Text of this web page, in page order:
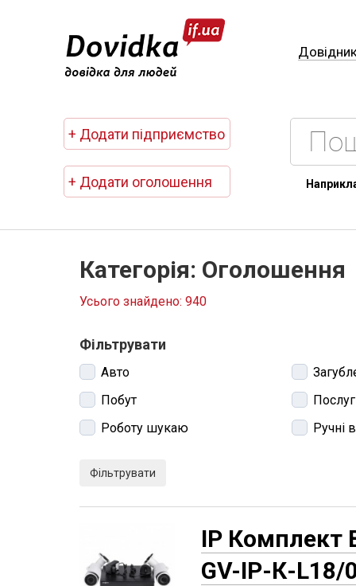
+ Додати підприємство
+ Додати оголошення
Категорія: Оголошення
Усього знайдено: 940
Фільтрувати
Авто
Побут
Роботу шукаю
Ручні
ІР Комплект
GV-ІР-К-L18/